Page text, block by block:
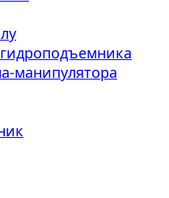
манипулятора